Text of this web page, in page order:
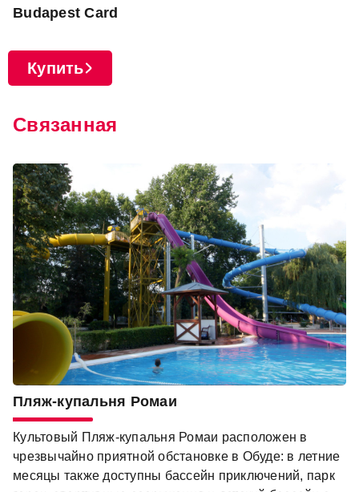
Budapest Card
Купить
Связанная
Пляж-купальня Ромаи
Культовый Пляж-купальня Ромаи расположен в
чрезвычайно приятной обстановке в Обуде: в летние
месяцы также доступны бассейн приключений, парк